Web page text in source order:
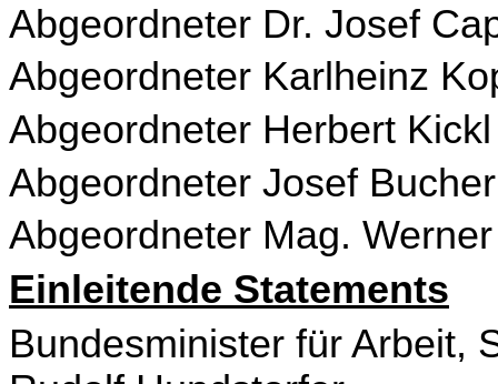
Abgeordneter Dr. Josef
Abgeordneter Karlheinz
Abgeordneter Herbert
Abgeordneter Josef
Abgeordneter Mag.
Einleitende Statements
Bundesminister für Arbeit,